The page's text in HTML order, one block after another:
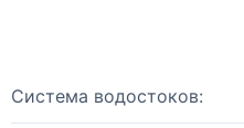
Система водостоков: